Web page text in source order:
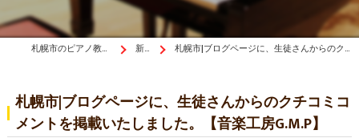
札幌市のピアノ教室は音楽工房G.M.P the 大楽 新着情報 札幌市|ブログページに、生徒さんからのクチコミコメントを掲載いたしました。【音楽工房G.M.P】
札幌市|ブログページに、生徒さんからのクチコミコ
メントを掲載いたしました。【音楽工房G.M.P】